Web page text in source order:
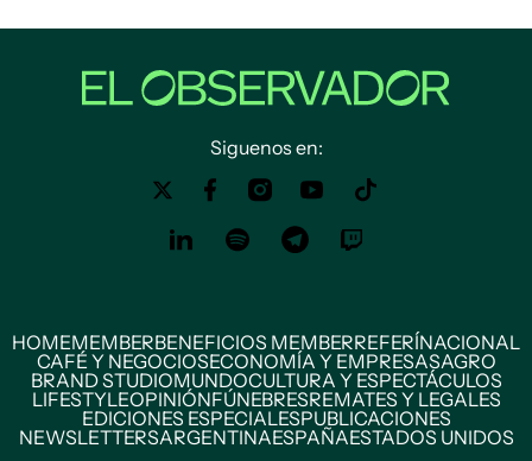
Siguenos en:
HOMEMEMBERBENEFICIOS MEMBERREFERÍNACIONAL
CAFÉ Y NEGOCIOSECONOMÍA Y EMPRESASAGRO
BRAND STUDIOMUNDOCULTURA Y ESPECTÁCULOS
LIFESTYLEOPINIÓNFÚNEBRESREMATES Y LEGALES
EDICIONES ESPECIALESPUBLICACIONES
NEWSLETTERSARGENTINAESPAÑAESTADOS UNIDOS